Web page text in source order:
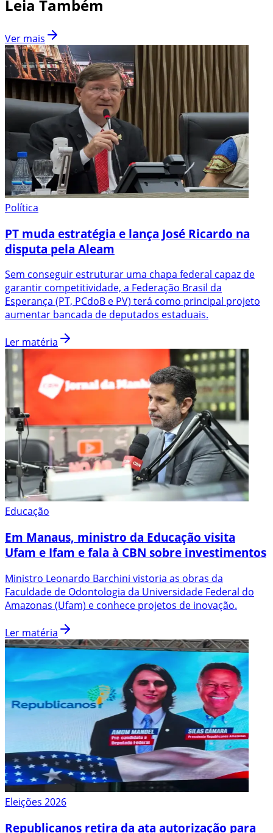
Leia Também
Ver mais
Política
PT muda estratégia e lança José Ricardo na
disputa pela Aleam
Sem conseguir estruturar uma chapa federal capaz de
garantir competitividade, a Federação Brasil da
Esperança (PT, PCdoB e PV) terá como principal projeto
aumentar bancada de deputados estaduais.
Ler matéria
Educação
Em Manaus, ministro da Educação visita
Ufam e Ifam e fala à CBN sobre investimentos
Ministro Leonardo Barchini vistoria as obras da
Faculdade de Odontologia da Universidade Federal do
Amazonas (Ufam) e conhece projetos de inovação.
Ler matéria
Eleições 2026
Republicanos retira da ata autorização para